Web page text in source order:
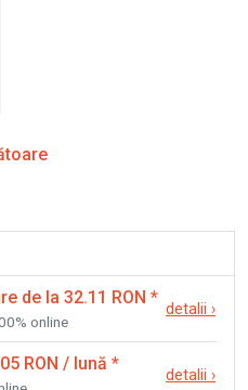
de la 32.11 RON *
online
detalii ›
RON / lună *
detalii ›